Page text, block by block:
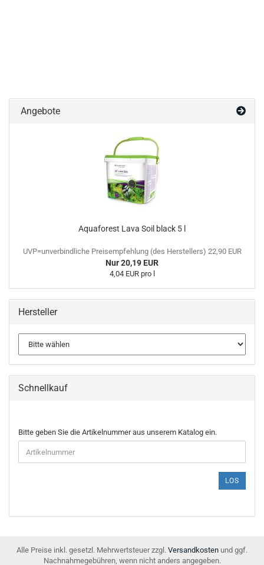
Angebote
Aquaforest Lava Soil black 5 l
UVP=unverbindliche Preisempfehlung (des Herstellers) 22,90 EUR
Nur 20,19 EUR
4,04 EUR pro l
Hersteller
Schnellkauf
BITTE
GEBEN
SIE
DIE
EIN.
Bitte geben Sie die Artikelnummer aus unserem Katalog ein.
LOS
Alle Preise inkl. gesetzl. Mehrwertsteuer zzgl. Versandkosten und ggf.
Nachnahmegebühren, wenn nicht anders angegeben.